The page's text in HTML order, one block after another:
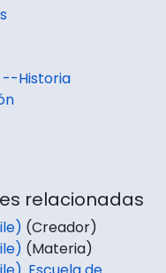
--Historia
relacionadas
(Creador)
(Materia)